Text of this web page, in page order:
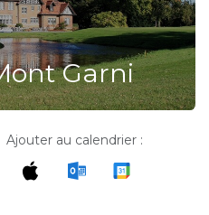
Garni
Ajouter au calendrier :